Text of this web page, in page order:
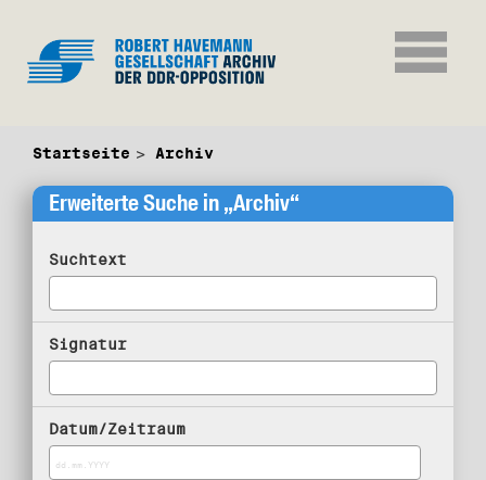
Startseite Archiv
Erweiterte Suche in „Archiv“
Suchtext
Signatur
Datum/Zeitraum